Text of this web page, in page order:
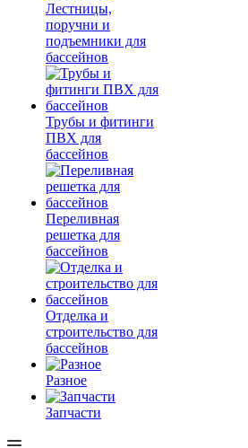
Лестницы,
поручни и
подъемники для
бассейнов
Трубы и фитинги
ПВХ для
бассейнов
Переливная
решетка для
бассейнов
Отделка и
строительство для
бассейнов
Разное
Запчасти